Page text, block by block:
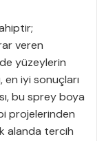
veren
yüzeylerin
en iyi sonuçları
bu sprey boya
projelerinden
alanda tercih